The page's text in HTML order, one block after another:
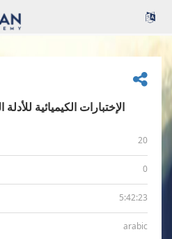
الإختبارات الكيميائية
20
0
5:42:23
arabic